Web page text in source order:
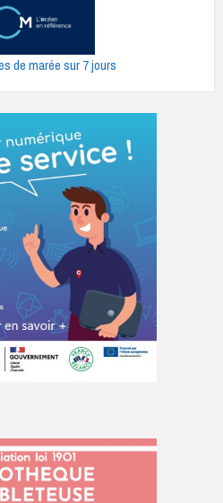
de marée sur 7 jours